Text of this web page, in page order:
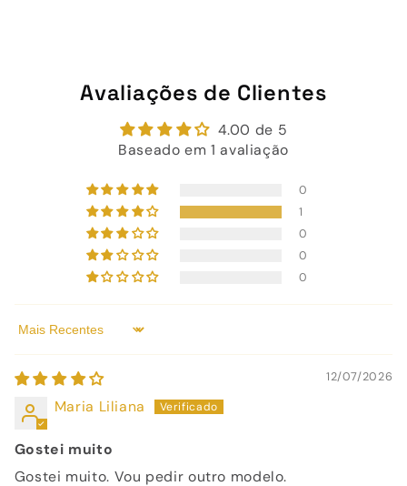
Avaliações de Clientes
4.00 de 5
Baseado em 1 avaliação
0
1
0
0
0
Sort by
12/07/2026
Maria Liliana
Gostei muito
Gostei muito. Vou pedir outro modelo.